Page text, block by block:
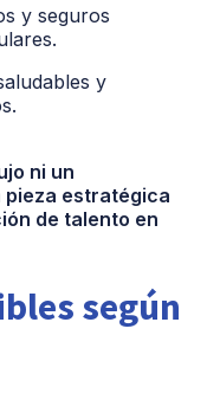
y seguros
y
ni un
pieza estratégica
de talento en
según